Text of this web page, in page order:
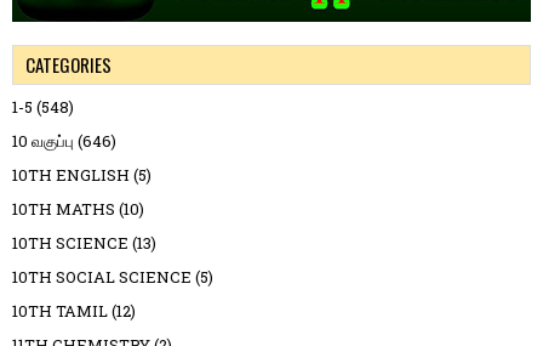
CATEGORIES
1-5 (548)
10 வகுப்பு (646)
10TH ENGLISH (5)
10TH MATHS (10)
10TH SCIENCE (13)
10TH SOCIAL SCIENCE (5)
10TH TAMIL(12)